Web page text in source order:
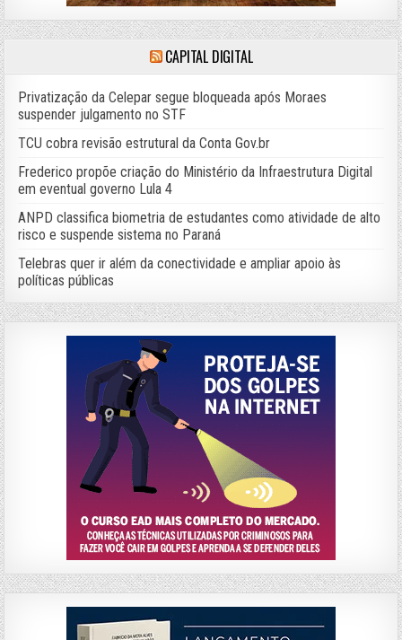
CAPITAL DIGITAL
Privatização da Celepar segue bloqueada após Moraes
suspender julgamento no STF
TCU cobra revisão estrutural da Conta Gov.br
Frederico propõe criação do Ministério da Infraestrutura Digital
em eventual governo Lula 4
ANPD classifica biometria de estudantes como atividade de alto
risco e suspende sistema no Paraná
Telebras quer ir além da conectividade e ampliar apoio às
políticas públicas